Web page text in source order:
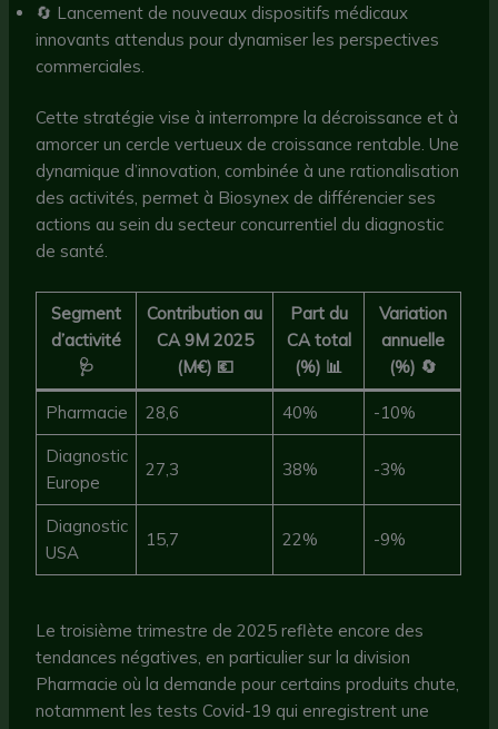
🔄 Lancement de nouveaux dispositifs médicaux
innovants attendus pour dynamiser les perspectives
commerciales.
Cette stratégie vise à interrompre la décroissance et à
amorcer un cercle vertueux de croissance rentable. Une
dynamique d’innovation, combinée à une rationalisation
des activités, permet à Biosynex de différencier ses
actions au sein du secteur concurrentiel du diagnostic
de santé.
Segment
d’activité
🩺
Contribution au
CA 9M 2025
(M€) 💶
Part du
CA total
(%) 📊
Variation
annuelle
(%) 🔄
Pharmacie 28,6 40% -10%
Diagnostic
Europe
27,3 38% -3%
Diagnostic
USA
15,7 22% -9%
Le troisième trimestre de 2025 reflète encore des
tendances négatives, en particulier sur la division
Pharmacie où la demande pour certains produits chute,
notamment les tests Covid-19 qui enregistrent une